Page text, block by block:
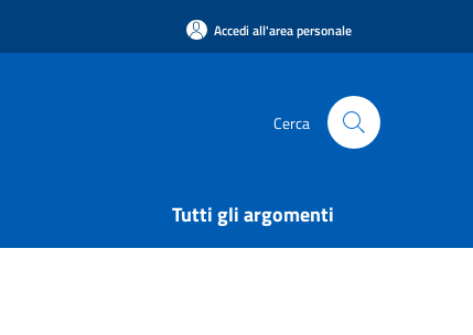
Accedi all'area personale
Cerca
Tutti gli argomenti